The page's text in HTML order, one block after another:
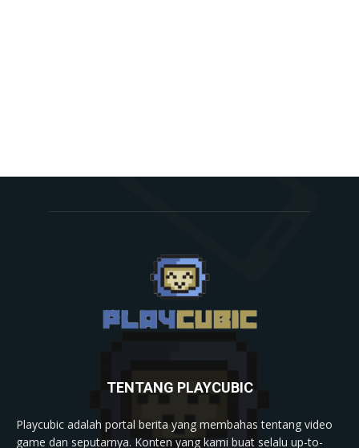
TENTANG PLAYCUBIC
Playcubic adalah portal berita yang membahas tentang video
game dan seputarnya. Konten yang kami buat selalu up-to-